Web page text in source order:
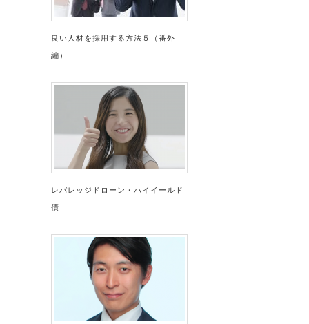
良い人材を採用する方法５（番外
編）
レバレッジドローン・ハイイールド
債